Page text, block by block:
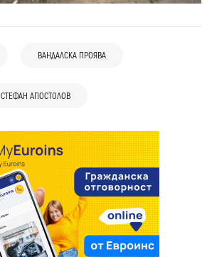
ВАНДАЛСКА ПРОЯВА
СТЕФАН АПОСТОЛОВ